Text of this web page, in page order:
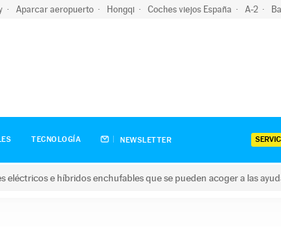
Aparcar aeropuerto Hongqi Coches viejos España A-2
TECNOLOGÍA NEWSLETTER
e híbridos enchufables que se pueden acoger a las